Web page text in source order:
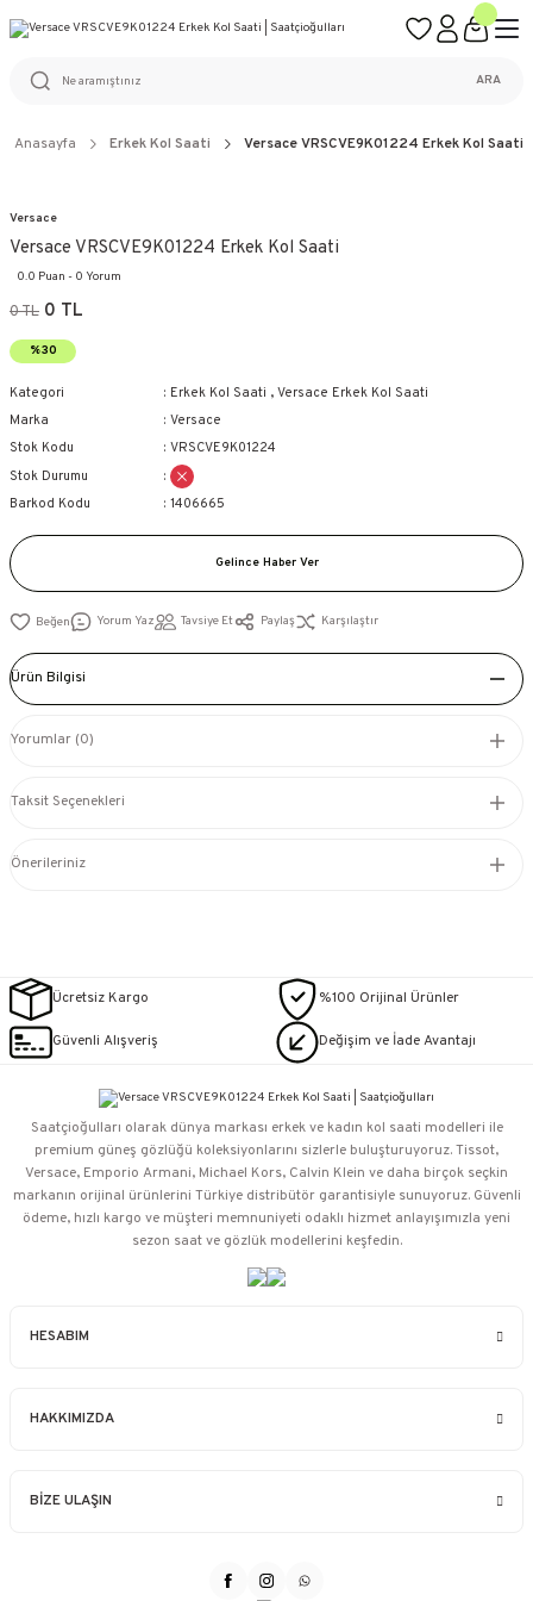
%100 ORİJİNAL ÜRÜN GARANTİSİ
ARA
Anasayfa Erkek Kol Saati Versace VRSCVE9K01224 Erkek Kol Saati
Versace
Versace VRSCVE9K01224 Erkek Kol Saati
0.0 Puan - 0 Yorum
0 TL 0 TL
%30
Kategori Erkek Kol Saati , Versace Erkek Kol Saati
Marka
Versace
Stok Kodu
VRSCVE9K01224
Stok Durumu
Barkod Kodu
1406665
Gelince Haber Ver
Yorum Yaz Tavsiye Et Paylaş Karşılaştır
Ürün Bilgisi
Yorumlar (0)
Taksit Seçenekleri
Önerileriniz
Ücretsiz Kargo %100 Orijinal Ürünler
Güvenli Alışveriş Değişim ve İade Avantajı
HESABIM
HAKKIMIZDA
BİZE ULAŞIN
Saatçioğulları⁠ olarak dünya markası erkek ve kadın kol saati modelleri ile
premium güneş gözlüğü koleksiyonlarını sizlerle buluşturuyoruz. Tissot,
Versace, Emporio Armani, Michael Kors, Calvin Klein ve daha birçok seçkin
markanın orijinal ürünlerini Türkiye distribütör garantisiyle sunuyoruz. Güvenli
ödeme, hızlı kargo ve müşteri memnuniyeti odaklı hizmet anlayışımızla yeni
sezon saat ve gözlük modellerini keşfedin.